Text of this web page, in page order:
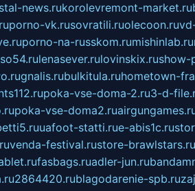
news.rukorolevremont-market.ru
porno-vk.rusovratili.ruolecoon.ru
porno-na-russkom.rumishinlab.ru
lenasever.rulovinskix.rushow-
gnalis.rubulkitula.ruhometown-
poka-vse-doma-2.ru3-d-
poka-vse-doma2.ru
uafoot-statti.rue-abis1c.ru
venda-festival.rustore-brawlstars.ru
fasbags.ruadler-jun.ru
2864420.rublagodarenie-spb.ru